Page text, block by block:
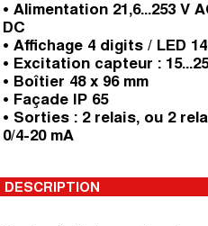
• Alimentation 21,6...253 V
DC
• Affichage 4 digits / LED
• Excitation capteur :
• Boîtier 48 x 96 mm
• Façade IP 65
• Sorties : 2 relais, ou 2
0/4-20 mA
DESCRIPTION